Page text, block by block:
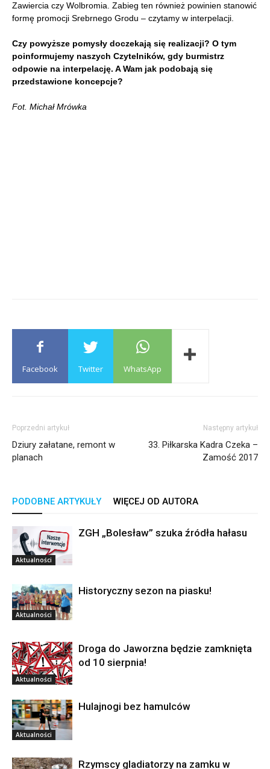
Zawiercia czy Wolbromia. Zabieg ten również powinien stanowić
formę promocji Srebrnego Grodu – czytamy w interpelacji.
Czy powyższe pomysły doczekają się realizacji? O tym
poinformujemy naszych Czytelników, gdy burmistrz
odpowie na interpelację. A Wam jak podobają się
przedstawione koncepcje?
Fot. Michał Mrówka
Facebook Twitter WhatsApp
Poprzedni artykuł
Dziury załatane, remont w
planach
Następny artykuł
33. Piłkarska Kadra Czeka –
Zamość 2017
PODOBNE ARTYKUŁY WIĘCEJ OD AUTORA
Aktualności
ZGH „Bolesław” szuka źródła hałasu
Aktualności
Historyczny sezon na piasku!
Aktualności
Droga do Jaworzna będzie zamknięta
od 10 sierpnia!
Aktualności
Hulajnogi bez hamulców
Rzymscy gladiatorzy na zamku w